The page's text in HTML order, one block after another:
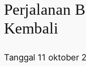
Perjalanan
Kembali
Tanggal 11 oktober